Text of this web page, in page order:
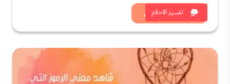
تفسير الاحلام
شاهد الان